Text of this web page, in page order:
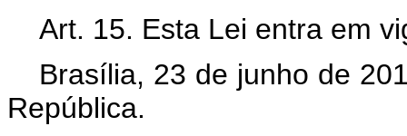
Art. 15. Esta Lei entra em
Brasília, 23 de junho de
República.